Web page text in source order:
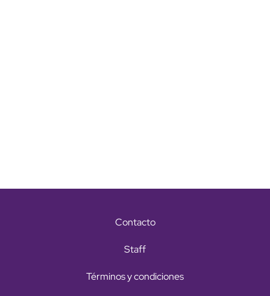
Contacto
Staff
Términos y condiciones